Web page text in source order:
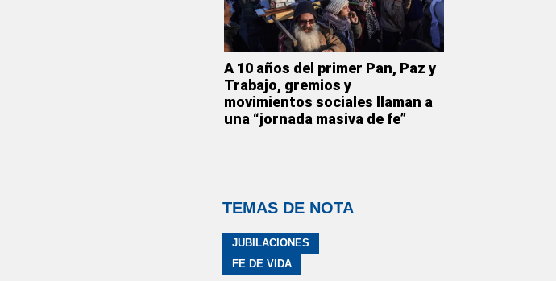
A 10 años del primer Pan, Paz y
Trabajo, gremios y
movimientos sociales llaman a
una “jornada masiva de fe”
TEMAS DE NOTA
JUBILACIONES
FE DE VIDA